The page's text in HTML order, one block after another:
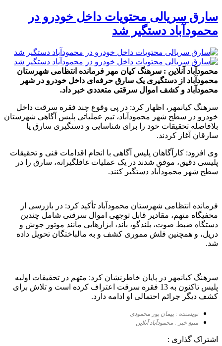
سارق سریالی محتویات داخل خودرو در
محمودآباد دستگیر شد
محمودآباد آنلاین : سرهنگ کیان مهر فرمانده انتظامی شهرستان
محمودآباد از دستگیری یک سارق حرفه‌ای داخل خودرو در شهر
محمودآباد و کشف اموال سرقتی متعددی خبر داد.
سرهنگ کیانمهر، اظهار کرد: در پی وقوع چند فقره سرقت داخل
خودرو در سطح شهر محمودآباد، تیم‌ عملیاتی پلیس آگاهی شهرستان
بلافاصله تحقیقات خود را برای شناسایی و دستگیری سارق یا
سارقان آغاز کردند.
وی افزود: کارآگاهان پلیس آگاهی با انجام اقدامات فنی و تحقیقات
پلیسی دقیق، موفق شدند در یک عملیات غافلگیرانه، سارق را در
سطح شهر محمودآباد دستگیر کنند.
فرمانده انتظامی شهرستان محمودآباد تأکید کرد: در بازرسی از
مخفیگاه متهم، مقادیر قابل توجهی اموال سرقتی شامل چندین
دستگاه ضبط صوت، بلندگو، باند، ابزارهایی مانند موتور جوش و
دریل، و همچنین فلش مموری کشف و به مالباختگان تحویل داده
شد.
سرهنگ کیانمهر در پایان خاطرنشان کرد: متهم در تحقیقات اولیه
پلیس تاکنون به 13 فقره سرقت اعتراف کرده است و تلاش برای
کشف دیگر جرائم احتمالی او ادامه دارد.
نویسنده : پیمان پور محمودی
منبع خبر : محمودآباد آنلاین
اشتراک گذاری :